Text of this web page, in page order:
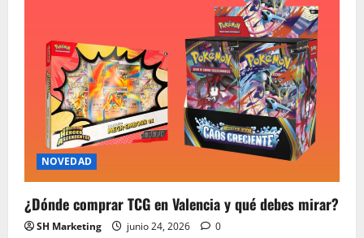
NOVEDAD
¿Dónde comprar TCG en Valencia y qué debes mirar?
SH Marketing junio 24, 2026 0